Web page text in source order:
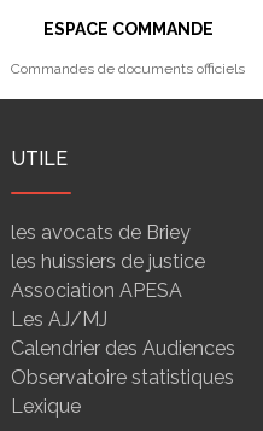
ESPACE COMMANDE
Commandes de documents officiels
UTILE
les avocats de Briey
les huissiers de justice
Association APESA
Les AJ/MJ
Calendrier des Audiences
Observatoire statistiques
Lexique